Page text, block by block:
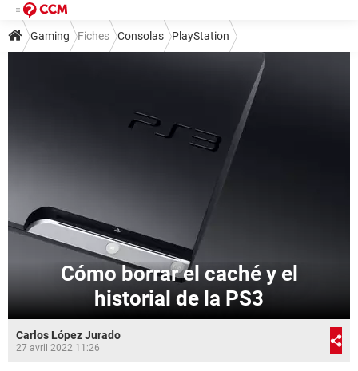
Gaming Fiches Consolas PlayStation
Cómo borrar el caché y el
historial de la PS3
Carlos López Jurado
27 avril 2022 11:26